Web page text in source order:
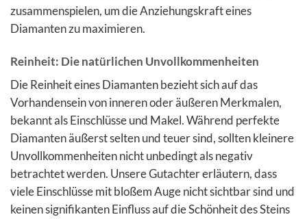
zusammenspielen, um die Anziehungskraft eines
Diamanten zu maximieren.
Reinheit: Die natürlichen Unvollkommenheiten
Die Reinheit eines Diamanten bezieht sich auf das
Vorhandensein von inneren oder äußeren Merkmalen,
bekannt als Einschlüsse und Makel. Während perfekte
Diamanten äußerst selten und teuer sind, sollten kleinere
Unvollkommenheiten nicht unbedingt als negativ
betrachtet werden. Unsere Gutachter erläutern, dass
viele Einschlüsse mit bloßem Auge nicht sichtbar sind und
keinen signifikanten Einfluss auf die Schönheit des Steins